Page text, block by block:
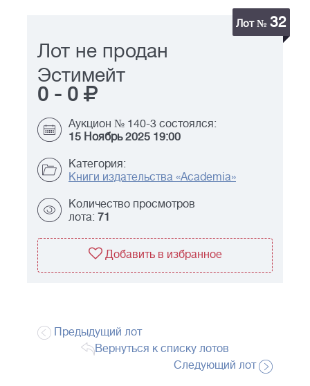
Лот № 32
Лот не продан
Эстимейт
0 - 0
Аукцион № 140-3 состоялся:
15 Ноябрь 2025 19:00
Категория:
Книги издательства «Academia»
Количество просмотров
лота: 71
Добавить в избранное
Предыдущий лот
Вернуться к списку лотов
Следующий лот